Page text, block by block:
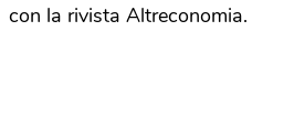
con la rivista Altreconomia.